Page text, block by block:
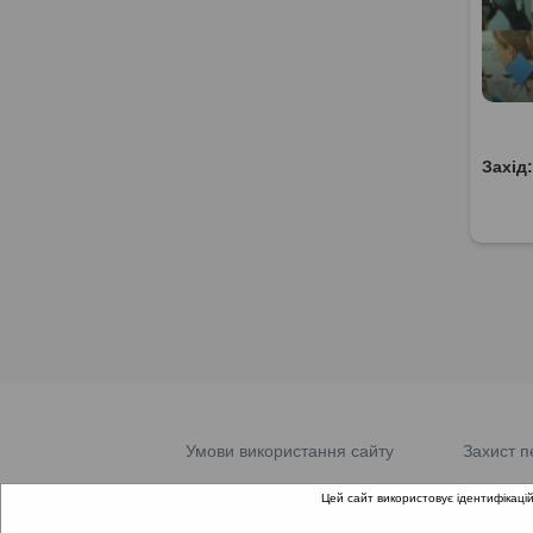
Захід:
Умови використання сайту Захист
Цей сайт використовує